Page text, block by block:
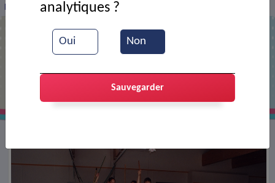
Répétition de théâtre (contrat temps libre)
Répétition de théâtre (contrat temps
libre)
Oui Non
analytiques ?
Sauvegarder